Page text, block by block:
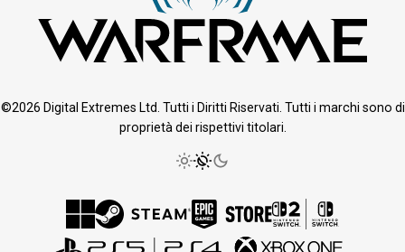
©2026 Digital Extremes Ltd. Tutti i Diritti Riservati. Tutti i marchi sono di
proprietà dei rispettivi titolari.